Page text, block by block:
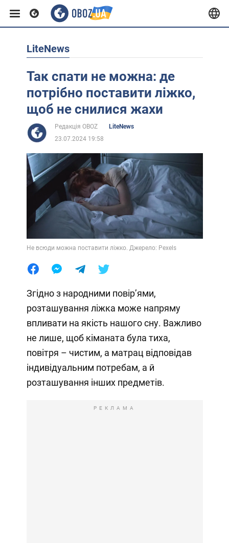
Європа
США
Африка
Життя
Лайфхаки
LiteNews
Так спати не можна: де
потрібно поставити ліжко,
щоб не снилися жахи
Редакція OBOZ
LiteNews
23.07.2024 19:58
Не всюди можна поставити ліжко. Джерело: Pexels
Згідно з народними повірʼями,
розташування ліжка може напряму
впливати на якість нашого сну. Важливо
не лише, щоб кіманата була тиха,
повітря – чистим, а матрац відповідав
індивідуальним потребам, а й
розташування інших предметів.
РЕКЛАМА